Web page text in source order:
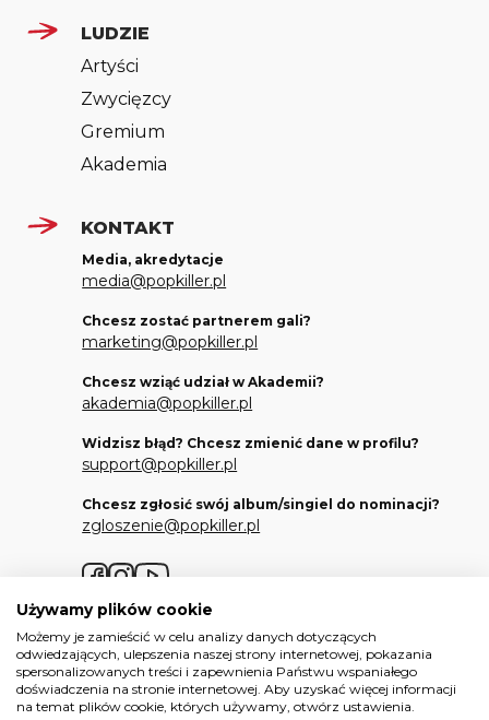
LUDZIE
Artyści
Zwycięzcy
Gremium
Akademia
KONTAKT
Media, akredytacje
media@popkiller.pl
Chcesz zostać partnerem gali?
marketing@popkiller.pl
Chcesz wziąć udział w Akademii?
akademia@popkiller.pl
Widzisz błąd? Chcesz zmienić dane w profilu?
support@popkiller.pl
Chcesz zgłosić swój album/singiel do nominacji?
zgloszenie@popkiller.pl
Facebook
Instagram
YouTube
Wszelkie prawa zastrzeżone. 2026.
Używamy plików cookie
Możemy je zamieścić w celu analizy danych dotyczących
odwiedzających, ulepszenia naszej strony internetowej, pokazania
spersonalizowanych treści i zapewnienia Państwu wspaniałego
doświadczenia na stronie internetowej. Aby uzyskać więcej informacji
na temat plików cookie, których używamy, otwórz ustawienia.